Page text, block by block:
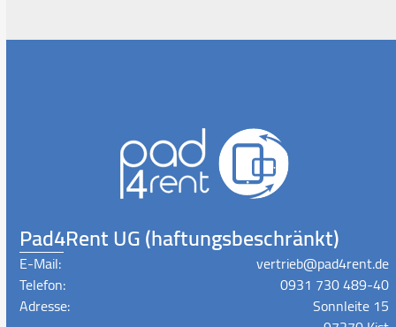
Pad4Rent UG (haftungsbeschränkt)
E-Mail:
vertrieb@pad4rent.de
Telefon:
0931 730 489-40
Adresse:
Sonnleite 15